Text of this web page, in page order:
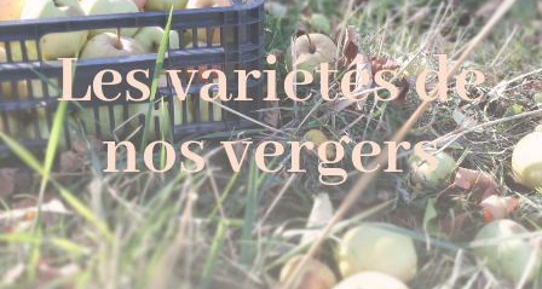
Les variétés de
nos vergers